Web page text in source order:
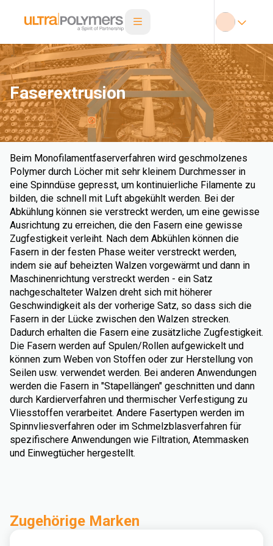
Faserextrusion
Beim Monofilamentfaserverfahren wird geschmolzenes
Polymer durch Löcher mit sehr kleinem Durchmesser in
eine Spinndüse gepresst, um kontinuierliche Filamente zu
bilden, die schnell mit Luft abgekühlt werden. Bei der
Abkühlung können sie verstreckt werden, um eine gewisse
Ausrichtung zu erreichen, die den Fasern eine gewisse
Zugfestigkeit verleiht. Nach dem Abkühlen können die
Fasern in der festen Phase weiter verstreckt werden,
indem sie auf beheizten Walzen vorgewärmt und dann in
Maschinenrichtung verstreckt werden - ein Satz
nachgeschalteter Walzen dreht sich mit höherer
Geschwindigkeit als der vorherige Satz, so dass sich die
Fasern in der Lücke zwischen den Walzen strecken.
Dadurch erhalten die Fasern eine zusätzliche Zugfestigkeit.
Die Fasern werden auf Spulen/Rollen aufgewickelt und
können zum Weben von Stoffen oder zur Herstellung von
Seilen usw. verwendet werden. Bei anderen Anwendungen
werden die Fasern in "Stapellängen" geschnitten und dann
durch Kardierverfahren und thermischer Verfestigung zu
Vliesstoffen verarbeitet. Andere Fasertypen werden im
Spinnvliesverfahren oder im Schmelzblasverfahren für
spezifischere Anwendungen wie Filtration, Atemmasken
und Einwegtücher hergestellt.
Zugehörige Marken